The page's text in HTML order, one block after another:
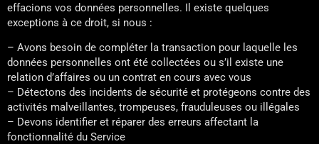
effacions vos données personnelles. Il existe quelques
exceptions à ce droit, si nous :
– Avons besoin de compléter la transaction pour laquelle les
données personnelles ont été collectées ou s’il existe une
relation d’affaires ou un contrat en cours avec vous
– Détectons des incidents de sécurité et protégeons contre des
activités malveillantes, trompeuses, frauduleuses ou illégales
– Devons identifier et réparer des erreurs affectant la
fonctionnalité du Service